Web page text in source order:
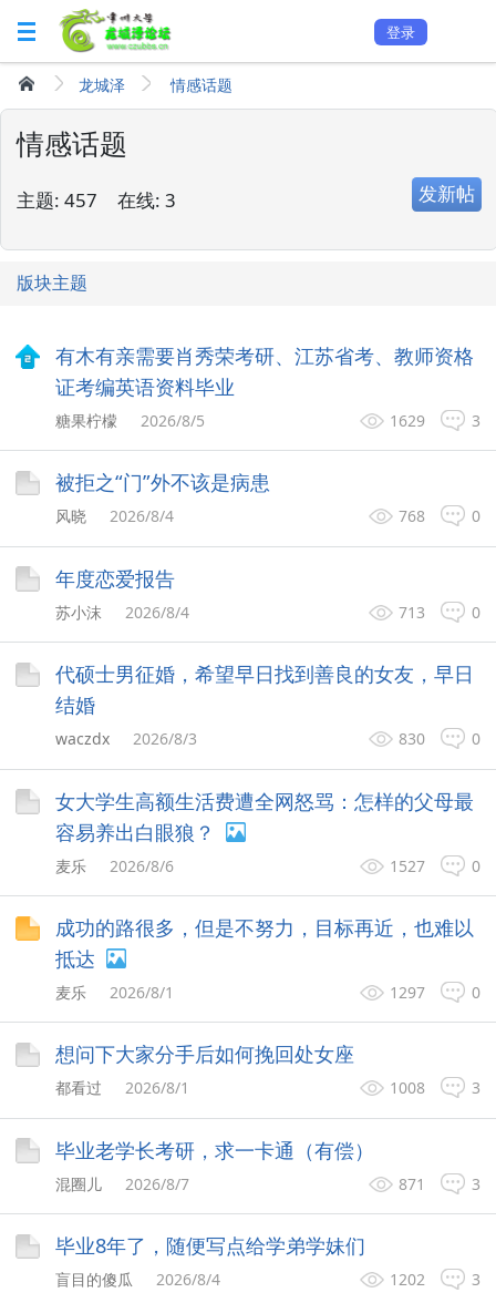
登录
龙城泽 情感话题
情感话题
主题: 457 在线: 3 发新帖
版块主题
有木有亲需要肖秀荣考研、江苏省考、教师资格
证考编英语资料毕业
3
1629
糖果柠檬 2026/8/5
被拒之“门”外不该是病患
0
768
风晓 2026/8/4
年度恋爱报告
0
713
苏小沫 2026/8/4
代硕士男征婚，希望早日找到善良的女友，早日
结婚
0
830
waczdx 2026/8/3
女大学生高额生活费遭全网怒骂：怎样的父母最
容易养出白眼狼？
0
1527
麦乐 2026/8/6
成功的路很多，但是不努力，目标再近，也难以
抵达
0
1297
麦乐 2026/8/1
想问下大家分手后如何挽回处女座
3
1008
都看过 2026/8/1
毕业老学长考研，求一卡通（有偿）
3
871
混圈儿 2026/8/7
毕业8年了，随便写点给学弟学妹们
3
1202
盲目的傻瓜 2026/8/4